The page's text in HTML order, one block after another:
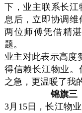
下，业主联系长江
息后，立即协调维
两位师傅凭借精
题。
业主对此表示高度
得信赖长江物业。
之急，更温暖了我
锦旗三
3月15日，长江物